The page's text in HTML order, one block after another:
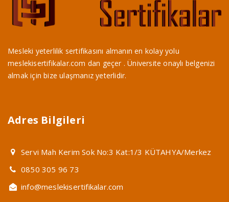
Mesleki yeterlilik sertifikasını almanın en kolay yolu
meslekisertifikalar.com dan geçer . Üniversite onaylı belgenizi
almak için bize ulaşmanız yeterlidir.
Adres Bilgileri
Servi Mah Kerim Sok No:3 Kat:1/3 KÜTAHYA/Merkez
0850 305 96 73
info@meslekisertifikalar.com